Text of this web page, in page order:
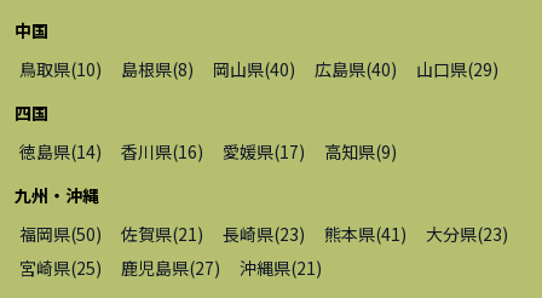
中国
鳥取県(10) 島根県(8) 岡山県(40) 広島県(40) 山口県(29)
四国
徳島県(14) 香川県(16) 愛媛県(17) 高知県(9)
九州・沖縄
福岡県(50) 佐賀県(21 ) 長崎県(23) 熊本県(41 ) 大分県(23)
宮崎県(25) 鹿児島県(27) 沖縄県(21 )